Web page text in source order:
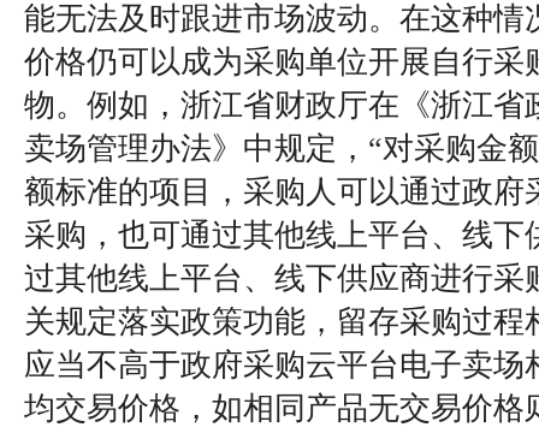
能无法及时跟进市场波动。在这种情
价格仍可以成为采购单位开展自行采
物。例如，浙江省财政厅在《浙江省
卖场管理办法》中规定，“对采购金
额标准的项目，采购人可以通过政府
采购，也可通过其他线上平台、线下
过其他线上平台、线下供应商进行采
关规定落实政策功能，留存采购过程
应当不高于政府采购云平台电子卖场
均交易价格，如相同产品无交易价格